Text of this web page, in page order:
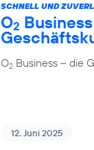
SCHNELL UND
O2
O2 Business – die
12. Juni 2025